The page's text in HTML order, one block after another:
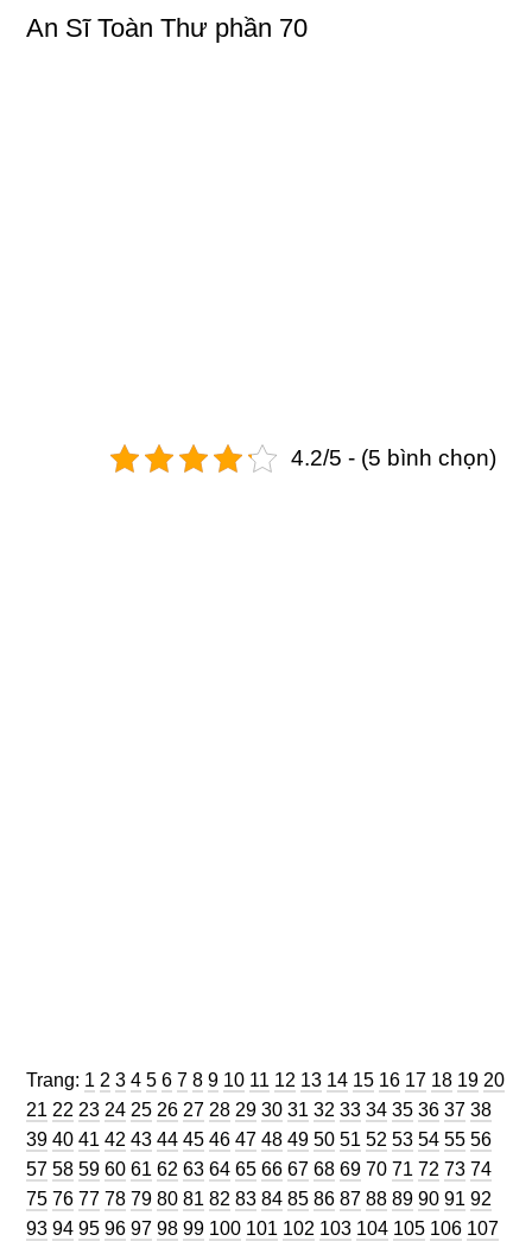
An Sĩ Toàn Thư phần 70
4.2/5 - (5 bình chọn)
Trang: Trang
1 Trang
2 Trang
3 Trang
4 Trang
5 Trang
6 Trang
7 Trang
8 Trang
9 Trang
10 Trang
11 Trang
12 Trang
13 Trang
14 Trang
15 Trang
16 Trang
17 Trang
18 Trang
19 Trang
20
Trang
21 Trang
22 Trang
23 Trang
24 Trang
25 Trang
26 Trang
27 Trang
28 Trang
29 Trang
30 Trang
31 Trang
32 Trang
33 Trang
34 Trang
35 Trang
36 Trang
37 Trang
38
39 Trang
40 Trang
41 Trang
42 Trang
43 Trang
44 Trang
45 Trang
46 Trang
47 Trang
48 Trang
49 Trang
50 Trang
51 Trang
52 Trang
53 Trang
54 Trang
55 Trang
56
57 Trang
58 Trang
59 Trang
60 Trang
61 Trang
62 Trang
63 Trang
64 Trang
65 Trang
66 Trang
67 Trang
68 Trang
69 Trang
70 Trang
71 Trang
72 Trang
73 Trang
74
75 Trang
76 Trang
77 Trang
78 Trang
79 Trang
80 Trang
81 Trang
82 Trang
83 Trang
84 Trang
85 Trang
86 Trang
87 Trang
88 Trang
89 Trang
90 Trang
91 Trang
92
93 Trang
94 Trang
95 Trang
96 Trang
97 Trang
98 Trang
99 Trang
100 Trang
101 Trang
102 Trang
103 Trang
104 Trang
105 Trang
106 Trang
107